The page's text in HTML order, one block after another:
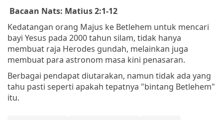
Bacaan Nats: Matius 2:1-12
Kedatangan orang Majus ke Betlehem untuk mencari
bayi Yesus pada 2000 tahun silam, tidak hanya
membuat raja Herodes gundah, melainkan juga
membuat para astronom masa kini penasaran.
Berbagai pendapat diutarakan, namun tidak ada yang
tahu pasti seperti apakah tepatnya "bintang Betlehem"
itu.